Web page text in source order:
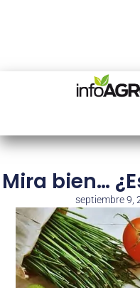
Mira bien…
septiembre 9,